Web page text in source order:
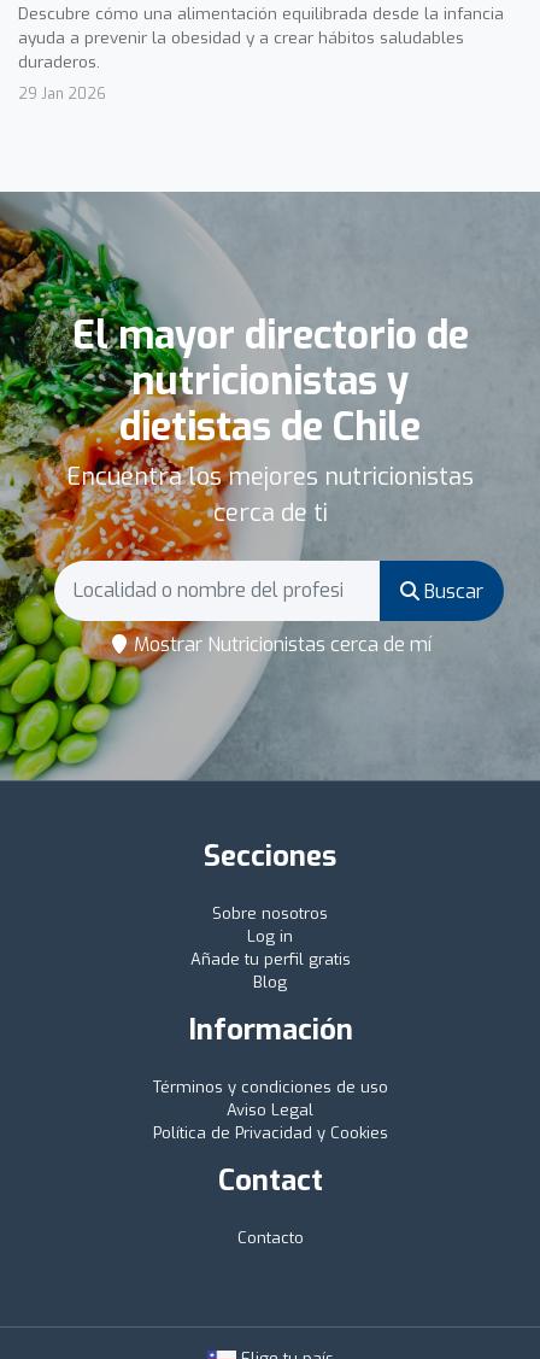
Descubre cómo una alimentación equilibrada desde la infancia
ayuda a prevenir la obesidad y a crear hábitos saludables
duraderos.
29 Jan 2026
El mayor directorio de
nutricionistas y
dietistas de Chile
Encuentra los mejores nutricionistas
cerca de ti
Buscar
Mostrar Nutricionistas cerca de mí
Secciones
Sobre nosotros
Log in
Añade tu perfil gratis
Blog
Información
Términos y condiciones de uso
Aviso Legal
Política de Privacidad y Cookies
Contact
Contacto